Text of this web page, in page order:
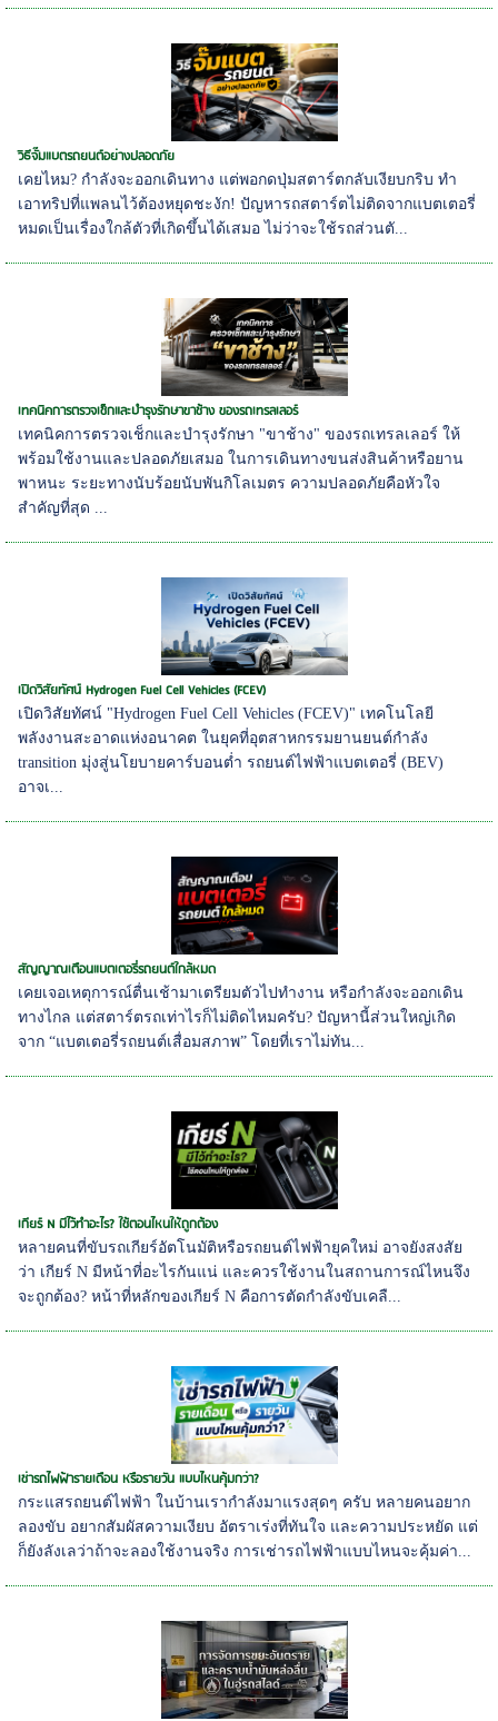
วิธีจั๊มแบตรถยนต์อย่างปลอดภัย
เคยไหม? กำลังจะออกเดินทาง แต่พอกดปุ่มสตาร์ตกลับเงียบกริบ ทำ
เอาทริปที่แพลนไว้ต้องหยุดชะงัก! ปัญหารถสตาร์ตไม่ติดจากแบตเตอรี่
หมดเป็นเรื่องใกล้ตัวที่เกิดขึ้นได้เสมอ ไม่ว่าจะใช้รถส่วนตั...
เทคนิคการตรวจเช็กและบำรุงรักษาขาช้าง ของรถเทรลเลอร์
เทคนิคการตรวจเช็กและบำรุงรักษา "ขาช้าง" ของรถเทรลเลอร์ ให้
พร้อมใช้งานและปลอดภัยเสมอ ในการเดินทางขนส่งสินค้าหรือยาน
พาหนะ ระยะทางนับร้อยนับพันกิโลเมตร ความปลอดภัยคือหัวใจ
สำคัญที่สุด ...
เปิดวิสัยทัศน์ Hydrogen Fuel Cell Vehicles (FCEV)
เปิดวิสัยทัศน์ "Hydrogen Fuel Cell Vehicles (FCEV)" เทคโนโลยี
พลังงานสะอาดแห่งอนาคต ในยุคที่อุตสาหกรรมยานยนต์กำลัง
transition มุ่งสู่นโยบายคาร์บอนต่ำ รถยนต์ไฟฟ้าแบตเตอรี่ (BEV)
อาจเ...
สัญญาณเตือนแบตเตอรี่รถยนต์ใกล้หมด
เคยเจอเหตุการณ์ตื่นเช้ามาเตรียมตัวไปทำงาน หรือกำลังจะออกเดิน
ทางไกล แต่สตาร์ตรถเท่าไรก็ไม่ติดไหมครับ? ปัญหานี้ส่วนใหญ่เกิด
จาก “แบตเตอรี่รถยนต์เสื่อมสภาพ” โดยที่เราไม่ทัน...
เกียร์ N มีไว้ทำอะไร? ใช้ตอนไหนให้ถูกต้อง
หลายคนที่ขับรถเกียร์อัตโนมัติหรือรถยนต์ไฟฟ้ายุคใหม่ อาจยังสงสัย
ว่า เกียร์ N มีหน้าที่อะไรกันแน่ และควรใช้งานในสถานการณ์ไหนจึง
จะถูกต้อง? หน้าที่หลักของเกียร์ N คือการตัดกำลังขับเคลื...
เช่ารถไฟฟ้ารายเดือน หรือรายวัน แบบไหนคุ้มกว่า?
กระแสรถยนต์ไฟฟ้า ในบ้านเรากำลังมาแรงสุดๆ ครับ หลายคนอยาก
ลองขับ อยากสัมผัสความเงียบ อัตราเร่งที่ทันใจ และความประหยัด แต่
ก็ยังลังเลว่าถ้าจะลองใช้งานจริง การเช่ารถไฟฟ้าแบบไหนจะคุ้มค่า...